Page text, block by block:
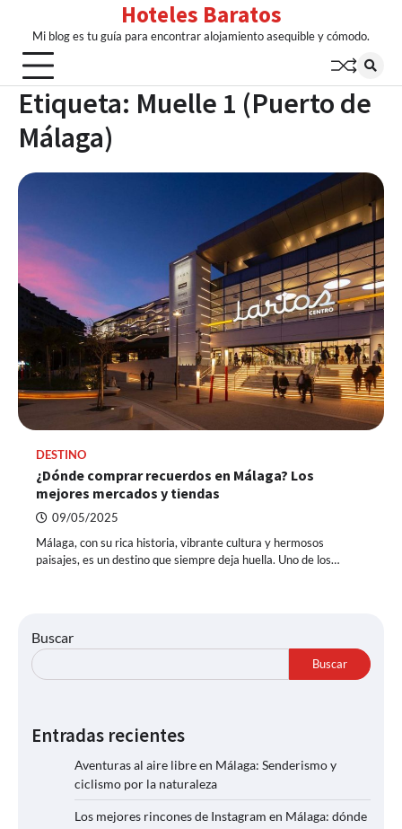
content
Hoteles Baratos
Mi blog es tu guía para encontrar alojamiento asequible y cómodo.
Etiqueta: Muelle 1 (Puerto de
Málaga)
DESTINO
¿Dónde comprar recuerdos en Málaga? Los
mejores mercados y tiendas
09/05/2025
Málaga, con su rica historia, vibrante cultura y hermosos
paisajes, es un destino que siempre deja huella. Uno de los…
Buscar
Buscar
Entradas recientes
Aventuras al aire libre en Málaga: Senderismo y
ciclismo por la naturaleza
Los mejores rincones de Instagram en Málaga: dónde